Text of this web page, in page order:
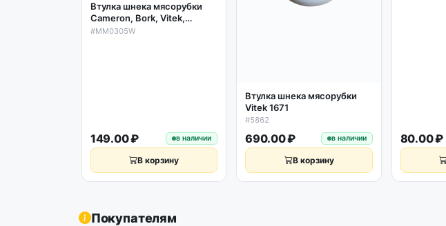
Втулка шнека мясорубки
Cameron, Bork, Vitek,
Scarlett D33/23мм H25мм
#MM0305W
149.00 ₽ в наличии
В корзину
Втулка шнека мясорубки
Vitek 1671
#5862
690.00 ₽ в наличии
В корзину
80.00 ₽
Покупателям